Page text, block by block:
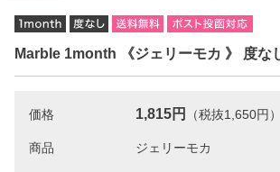
Marble 1month 《ジェリーモカ 》 度な
価格 1,815円 （税抜1,650円）
商品